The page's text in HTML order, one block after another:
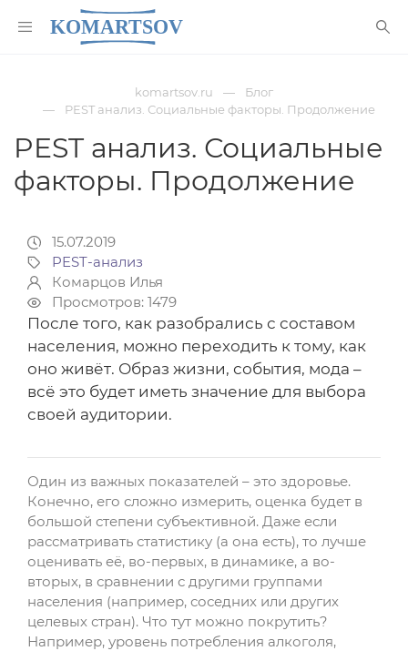
komartsov.ru
Блог
PEST анализ. Социальные факторы. Продолжение
PEST анализ. Социальные
факторы. Продолжение
15.07.2019
PEST-анализ
Комарцов Илья
Просмотров: 1479
После того, как разобрались с составом
населения, можно переходить к тому, как
оно живёт. Образ жизни, события, мода –
всё это будет иметь значение для выбора
своей аудитории.
Один из важных показателей – это здоровье.
Конечно, его сложно измерить, оценка будет в
большой степени субъективной. Даже если
рассматривать статистику (а она есть), то лучше
оценивать её, во-первых, в динамике, а во-
вторых, в сравнении с другими группами
населения (например, соседних или других
целевых стран). Что тут можно покрутить?
Например, уровень потребления алкоголя,